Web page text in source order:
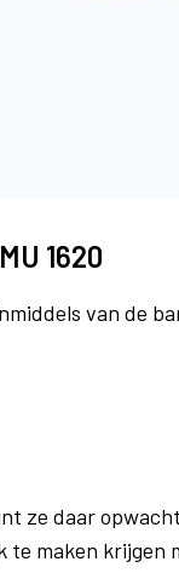
1620
van de
ze daar
maken